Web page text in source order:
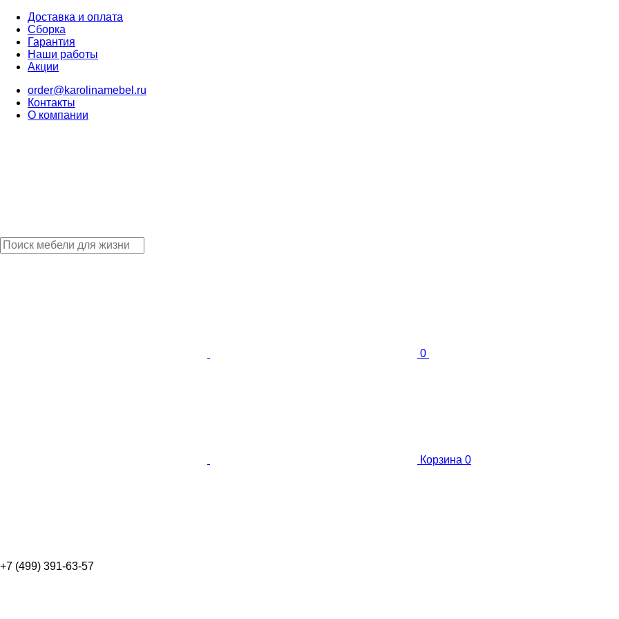
Доставка и оплата
Сборка
Гарантия
Наши работы
Акции
order@karolinamebel.ru
Контакты
О компании
0
Корзина 0
+7 (499) 391-63-57